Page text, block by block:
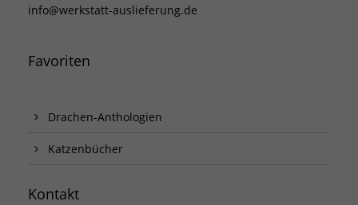
info@werkstatt-auslieferung.de
Favoriten
Drachen-Anthologien
Katzenbücher
Kontakt